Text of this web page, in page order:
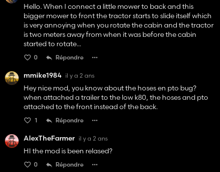
Hello. When I connect a little mower to back and this
bigger mower to front the tractor starts to slide itself which
is very annoying when you rotate the cabin and the tractor
is two meters away from when it was before the cabin
started to rotate...
0 Répondre
mmike1984 il y a 2 ans
Hey nice mod, you know about the hoses en pto bug?
when attached a trailer to the low k80, the hoses and pto
attached to the front instead of the back.
1 Répondre
AlexTheFarmer il y a 2 ans
HI the mod is been relased?
0 Répondre